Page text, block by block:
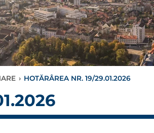
› HOTĂRÂREA NR. 19/29.01.2026